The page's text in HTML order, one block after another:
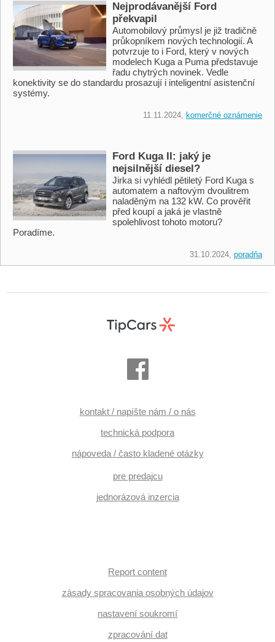
Nejprodávanější Ford
překvapil
Automobilový průmysl je již tradičně
průkopníkem nových technologií. A
potvrzuje to i Ford, který v nových
modelech Kuga a Puma představuje
řadu chytrých novinek. Vedle
konektivity se do standardu prosazují i inteligentní asistenční
systémy.
11.11.2024, komerčné oznámenie
Ford Kuga II: jaký je
nejsilnější diesel?
Jirka si vyhlédl pětiletý Ford Kuga s
automatem a naftovým dvoulitrem
naladěným na 132 kW. Co prověřit
před koupí a jaká je vlastně
spolehlivost tohoto motoru?
Poradíme.
31.10.2024, poradňa
kontakt / napíšte nám / o nás
technická podpora
nápoveda / často kladené otázky
pre predajcu
jednorázová inzercia
Report content
zásady spracovania osobných údajov
nastavení soukromí
zpracování dat